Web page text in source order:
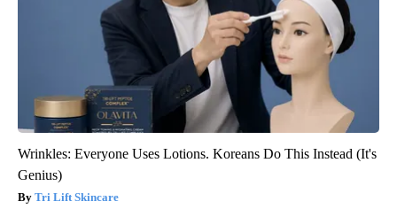
Wrinkles: Everyone Uses Lotions. Koreans Do This Instead (It's
Genius)
Tri Lift Skincare